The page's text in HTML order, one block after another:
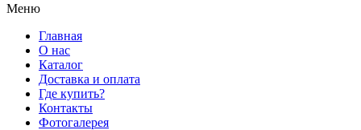
Меню
Главная
О нас
Каталог
Доставка и оплата
Где купить?
Контакты
Фотогалерея